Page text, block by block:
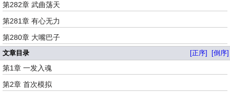
第282章 武曲荡天
第281章 有心无力
第280章 大嘴巴子
文章目录 [正序] [倒序]
第1章 一发入魂
第2章 首次模拟